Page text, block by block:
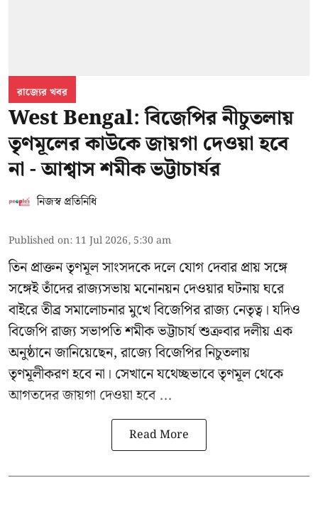
রাজ্যের খবর
West Bengal: বিজেপির নীচুতলায়
তৃণমূলের কাউকে জায়গা দেওয়া হবে
না - আশ্বাস শমীক ভট্টাচার্যর
নিজস্ব প্রতিনিধি
Published on: 11 Jul 2026, 5:30 am
তিন প্রাক্তন তৃণমূল সাংসদকে দলে যোগ দেবার প্রায় সঙ্গে
সঙ্গেই তাঁদের রাজ্যসভায় মনোনয়ন দেওয়ার ঘটনায় ঘরে
বাইরে তীব্র সমালোচনার মুখে বিজেপির রাজ্য নেতৃত্ব। যদিও
বিজেপি রাজ্য সভাপতি শমীক ভট্টাচার্যশুক্রবার দলীয় এক
অনুষ্ঠানে জানিয়েছেন, রাজ্যে বিজেপির নিচুতলায়
তৃণমূলীকরণ হবে না। সেখানে যথেচ্ছভাবে তৃণমূল থেকে
আগতদের জায়গা দেওয়া হবে ...
Read More